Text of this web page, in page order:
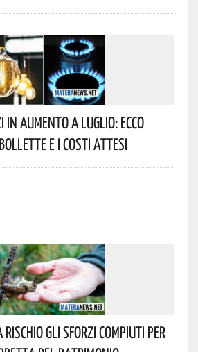
In Aumento A Luglio: Ecco
E I Costi Attesi
Gli Sforzi Compiuti Per